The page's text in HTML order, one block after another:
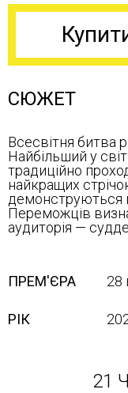
СЮЖЕТ
Всесвітня битва
Найбільший у
традиційно
найкращих
демонструються
Переможців
аудиторія —
ПРЕМ'ЄРА 28
РІК
21